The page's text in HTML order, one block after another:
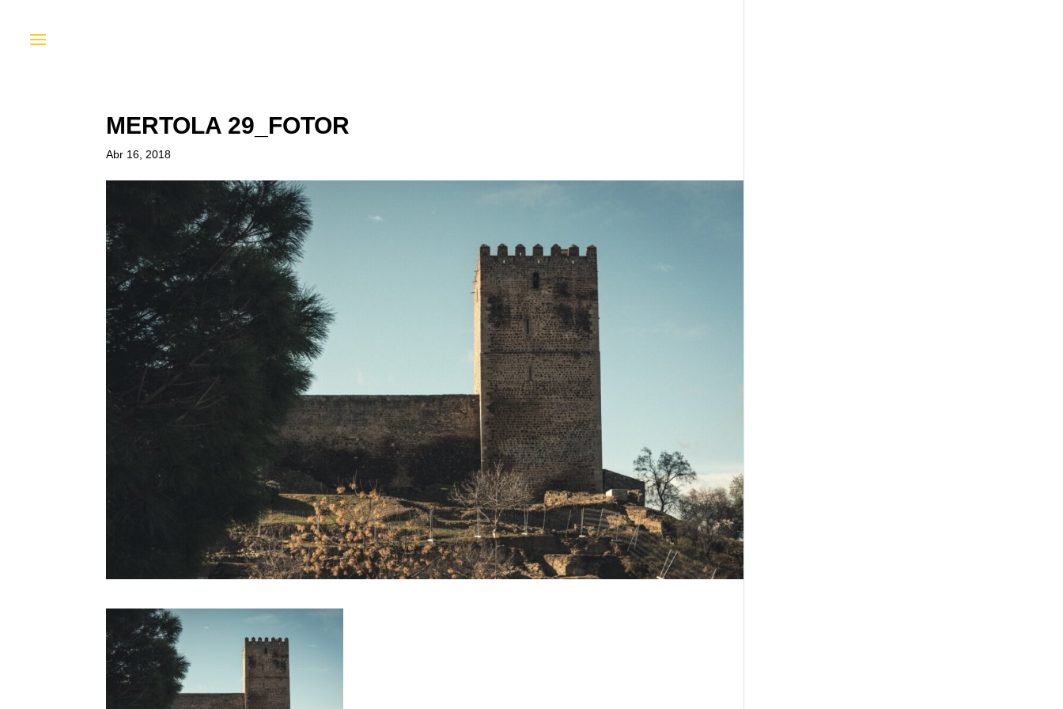
MERTOLA 29_FOTOR
Abr 16, 2018